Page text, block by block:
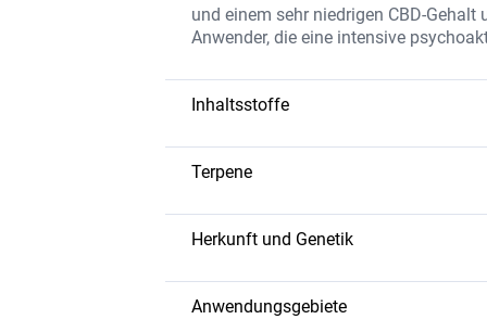
und einem sehr niedrigen CBD-
Anwender, die eine intensive
Inhaltsstoffe
Die Sorte enthält eine hohe THC-
und Flavonoiden, die das Aroma und
Terpene
Myrcen – beruhigend, kann
Caryophyllen – würzig und erdig,
Linalool – floral, hat beruhigende
Herkunft und Genetik
Pink Kush ist eine Indica-dominante
blumiges Aroma bekannt ist. Diese
Anwendungsgebiete